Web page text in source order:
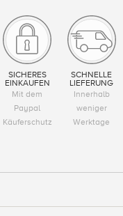
SICHERES
EINKAUFEN
Mit dem
Paypal
Käuferschutz
SCHNELLE
LIEFERUNG
Innerhalb
weniger
Werktage